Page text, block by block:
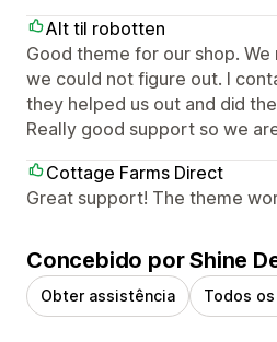
Alt til robotten
Good theme for our shop. We
we could not figure out. I
they helped us out and did
Really good support so we
Cottage Farms Direct
Great support! The theme
Concebido por Shine
Obter assistência Todos